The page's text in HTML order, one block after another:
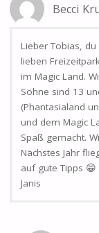
Becci
Lieber Tobias,
lieben
im Magic Land.
Söhne sind 13
(Phantasialand
und dem Magic
Spaß gemacht.
Nächstes Jahr
auf gute Tipps
Janis